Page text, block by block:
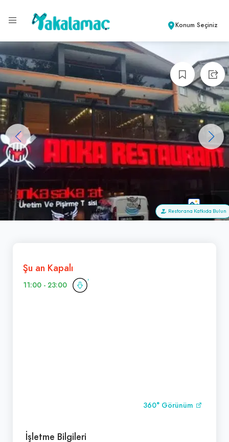
Konum Seçiniz
+32
Restorana Katkıda Bulun
Şu an Kapalı
11:00 - 23:00
360° Görünüm
İşletme Bilgileri